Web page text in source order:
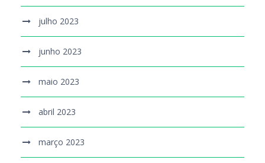
julho 2023
junho 2023
maio 2023
abril 2023
março 2023